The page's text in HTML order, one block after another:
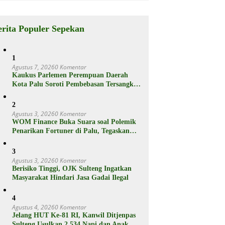
Populer Sepekan
1
Agustus 7, 20260 Komentar
Kaukus Parlemen Perempuan Daerah
Kota Palu Soroti Pembebasan Tersangka
2
Agustus 3, 20260 Komentar
WOM Finance Buka Suara soal Polemik
Penarikan Fortuner di Palu, Tegaskan
3
Agustus 3, 20260 Komentar
Berisiko Tinggi, OJK Sulteng Ingatkan
Masyarakat Hindari Jasa Gadai Ilegal
4
Agustus 4, 20260 Komentar
Jelang HUT Ke-81 RI, Kanwil Ditjenpas